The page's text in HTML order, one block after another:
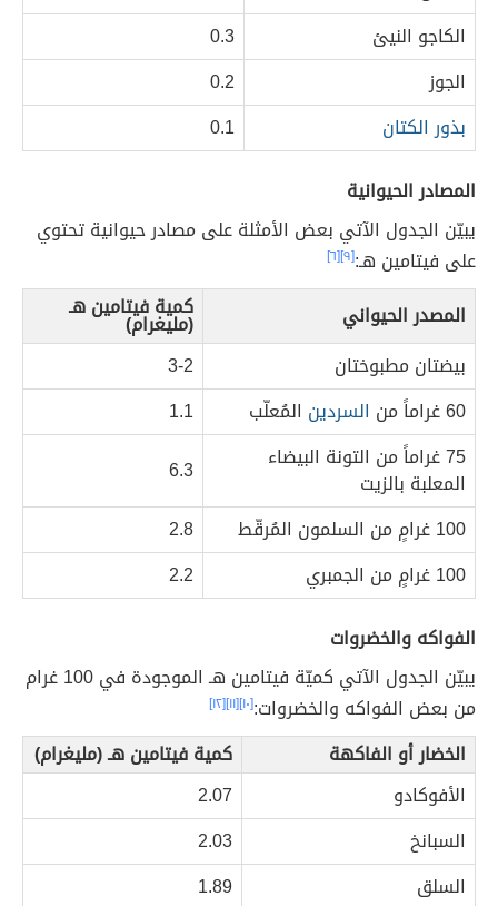
الكاجو النيئ
0.3
الجوز
0.2
بذور الكتان
0.1
المصادر الحيوانية
يبيّن الجدول الآتي بعض الأمثلة على مصادر حيوانية تحتوي
على فيتامين هـ:[٩] [٦]
المصدر الحيواني كمية فيتامين هـ
(مليغرام)
بيضتان مطبوختان
3-2
60 غراماً من
السردين المُعلّب
1.1
75 غراماً من التونة البيضاء
المعلبة بالزيت
6.3
100 غرامٍ من السلمون المُرقّط
2.8
100 غرامٍ من الجمبري
2.2
الفواكه والخضروات
يبيّن الجدول الآتي كميّة فيتامين هـ الموجودة في 100 غرام
من بعض الفواكه والخضروات:[١٠] [١١] [١٢]
الخضار أو الفاكهة
كمية فيتامين هـ (مليغرام)
الأفوكادو
2.07
السبانخ
2.03
السلق
1.89